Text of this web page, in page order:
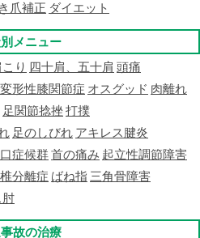
爪補正 ダイエット
メニュー
こり 四十肩、五十肩 頭痛
形性膝関節症 オスグッド 肉離れ
足関節捻挫打撲
足のしびれ アキレス腱炎
症候群首の痛み 起立性調節障害
分離症 ばね指 三角骨障害
肘
故の治療